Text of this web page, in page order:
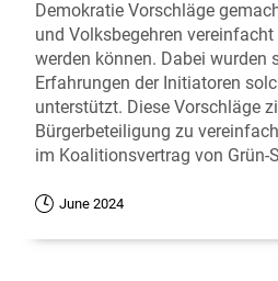
Demokratie Vorschläge
und Volksbegehren
werden können. Dabei wurden
Erfahrungen der Initiatoren
unterstützt. Diese Vorschläge
Bürgerbeteiligung zu
im Koalitionsvertrag von Grün-
June 2024